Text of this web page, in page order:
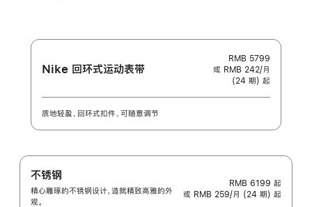
Connection
Nike 回环式运动表带
RMB 5799
或 RMB 242/月
(24 期) 起
质地轻盈、回环式扣件、可随意调节
不锈钢
精心雕琢的不锈钢设计，造就精致高雅的外
观。
RMB 6199 起
或 RMB 259/月 (24 期) 起